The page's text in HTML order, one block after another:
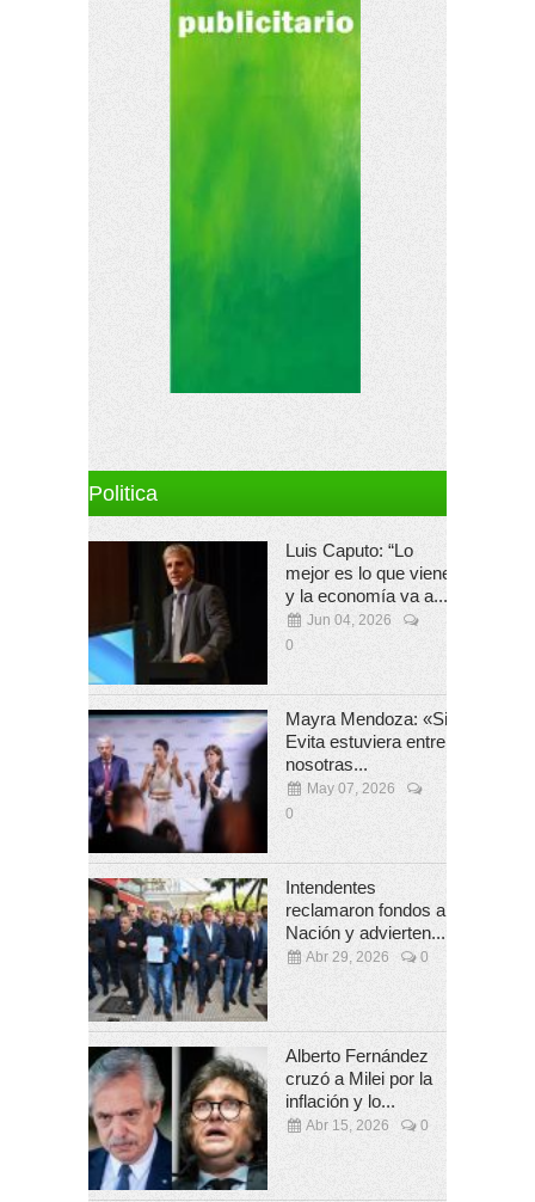
Politica
Luis Caputo: “Lo
mejor es lo que viene
y la economía va a...
Jun 04, 2026
0
Mayra Mendoza: «Si
Evita estuviera entre
nosotras...
May 07, 2026
0
Intendentes
reclamaron fondos a
Nación y advierten...
Abr 29, 2026 0
Alberto Fernández
cruzó a Milei por la
inflación y lo...
Abr 15, 2026 0